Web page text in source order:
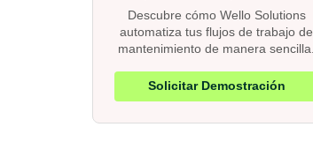
Descubre cómo Wello Solutions
automatiza tus flujos de trabajo de
mantenimiento de manera sencilla.
Solicitar Demostración